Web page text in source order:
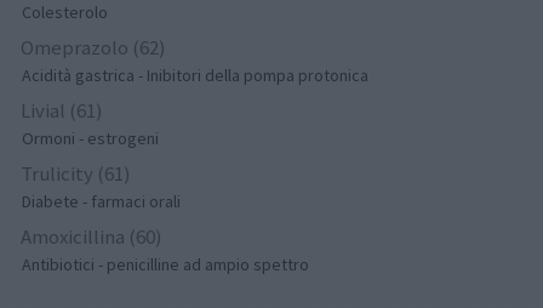
Colesterolo
Omeprazolo (62)
Acidità gastrica - Inibitori della pompa protonica
Livial (61)
Ormoni - estrogeni
Trulicity (61)
Diabete - farmaci orali
Amoxicillina (60)
Antibiotici - penicilline ad ampio spettro